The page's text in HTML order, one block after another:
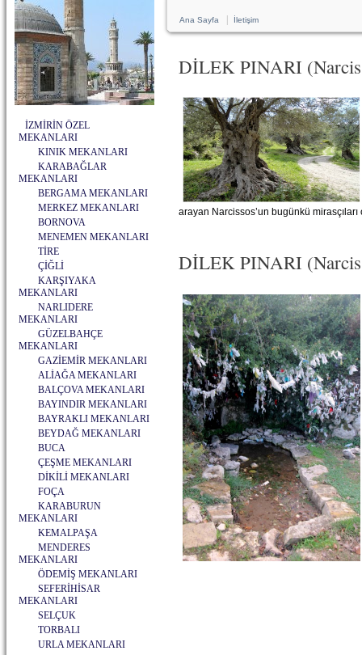
İZMİRİN ÖZEL
MEKANLARI
KINIK MEKANLARI
KARABAĞLAR
MEKANLARI
BERGAMA MEKANLARI
MERKEZ MEKANLARI
BORNOVA
MENEMEN MEKANLARI
TİRE
ÇİĞLİ
KARŞIYAKA
MEKANLARI
NARLIDERE
MEKANLARI
GÜZELBAHÇE
MEKANLARI
GAZİEMİR MEKANLARI
ALİAĞA MEKANLARI
BALÇOVA MEKANLARI
BAYINDIR MEKANLARI
BAYRAKLI MEKANLARI
BEYDAĞ MEKANLARI
BUCA
ÇEŞME MEKANLARI
DİKİLİ MEKANLARI
FOÇA
KARABURUN
MEKANLARI
KEMALPAŞA
MENDERES
MEKANLARI
ÖDEMİŞ MEKANLARI
SEFERİHİSAR
MEKANLARI
SELÇUK
TORBALI
URLA MEKANLARI
Ana Sayfa İletişim
DİLEK PINARI
arayan Narcissos’un bugünkü mirasçıları
DİLEK PINARI